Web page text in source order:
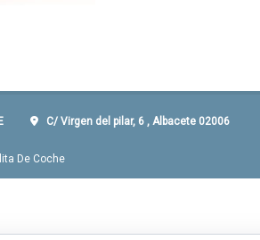
C/ Virgen del pilar, 6 , Albacete 02006
De Coche